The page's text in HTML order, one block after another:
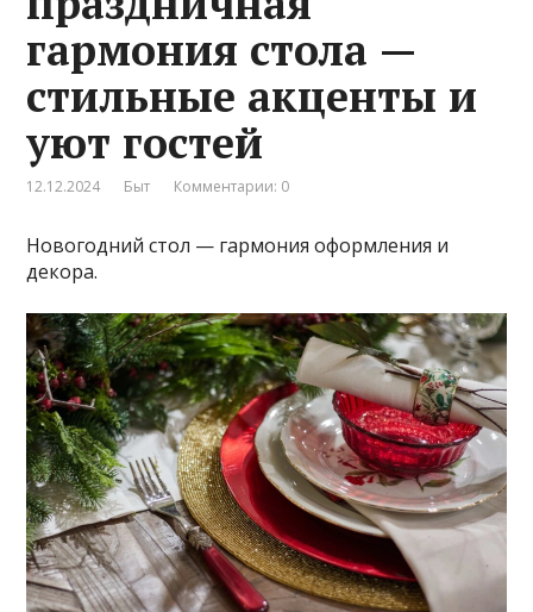
гармония стола —
стильные акценты и
уют гостей
12.12.2024 Быт Комментарии: 0
Новогодний стол — гармония оформления и
декора.